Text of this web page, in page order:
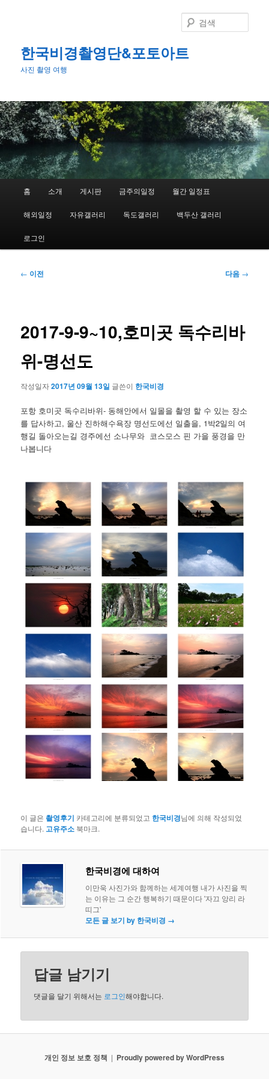
어
넘
기
한국비경촬영단&포토아트
사진 촬영 여행
색
홈 소개 게시판 금주의일정 월간 일정표
해외일정 자유갤러리 독도갤러리 백두산 갤러리
로그인
글
션
← 이전 다음 →
2017-9-9~10,호미곳 독수리바
위-명선도
작성일자2017년 09월 13일 글쓴이 한국비경
포항 호미곳 독수리바위- 동해안에서 일몰을 촬영 할 수 있는 장소
를 답사하고, 울산 진하해수욕장 명선도에선 일출을, 1박2일의 여
행길 돌아오는길 경주에선 소나무와 코스모스 핀 가을 풍경을 만
나봅니다
이 글은촬영후기 카테고리에 분류되었고 한국비경님에 의해 작성되었
습니다. 고유주소 북마크.
한국비경에 대하여
이만욱 사진가와 함께하는 세계여행 내가 사진을 찍
는 이유는 그 순간 행복하기 때문이다 '자끄 앙리 라
띠그'
모든 글 보기 by 한국비경 →
답글 남기기
댓글을 달기 위해서는 로그인해야합니다.
개인 정보 보호 정책 Proudly powered by WordPress